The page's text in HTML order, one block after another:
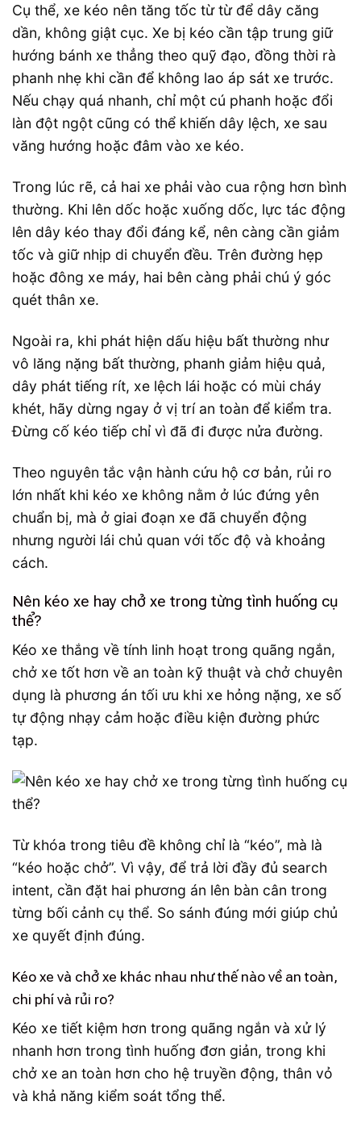
Cụ thể, xe kéo nên tăng tốc từ từ để dây căng
dần, không giật cục. Xe bị kéo cần tập trung giữ
hướng bánh xe thẳng theo quỹ đạo, đồng thời rà
phanh nhẹ khi cần để không lao áp sát xe trước.
Nếu chạy quá nhanh, chỉ một cú phanh hoặc đổi
làn đột ngột cũng có thể khiến dây lệch, xe sau
văng hướng hoặc đâm vào xe kéo.
Trong lúc rẽ, cả hai xe phải vào cua rộng hơn bình
thường. Khi lên dốc hoặc xuống dốc, lực tác động
lên dây kéo thay đổi đáng kể, nên càng cần giảm
tốc và giữ nhịp di chuyển đều. Trên đường hẹp
hoặc đông xe máy, hai bên càng phải chú ý góc
quét thân xe.
Ngoài ra, khi phát hiện dấu hiệu bất thường như
vô lăng nặng bất thường, phanh giảm hiệu quả,
dây phát tiếng rít, xe lệch lái hoặc có mùi cháy
khét, hãy dừng ngay ở vị trí an toàn để kiểm tra.
Đừng cố kéo tiếp chỉ vì đã đi được nửa đường.
Theo nguyên tắc vận hành cứu hộ cơ bản, rủi ro
lớn nhất khi kéo xe không nằm ở lúc đứng yên
chuẩn bị, mà ở giai đoạn xe đã chuyển động
nhưng người lái chủ quan với tốc độ và khoảng
cách.
Nên kéo xe hay chở xe trong từng tình huống cụ
thể?
Kéo xe thắng về tính linh hoạt trong quãng ngắn,
chở xe tốt hơn về an toàn kỹ thuật và chở chuyên
dụng là phương án tối ưu khi xe hỏng nặng, xe số
tự động nhạy cảm hoặc điều kiện đường phức
tạp.
Từ khóa trong tiêu đề không chỉ là “kéo”, mà là
“kéo hoặc chở”. Vì vậy, để trả lời đầy đủ search
intent, cần đặt hai phương án lên bàn cân trong
từng bối cảnh cụ thể. So sánh đúng mới giúp chủ
xe quyết định đúng.
Kéo xe và chở xe khác nhau như thế nào về an toàn,
chi phí và rủi ro?
Kéo xe tiết kiệm hơn trong quãng ngắn và xử lý
nhanh hơn trong tình huống đơn giản, trong khi
chở xe an toàn hơn cho hệ truyền động, thân vỏ
và khả năng kiểm soát tổng thể.